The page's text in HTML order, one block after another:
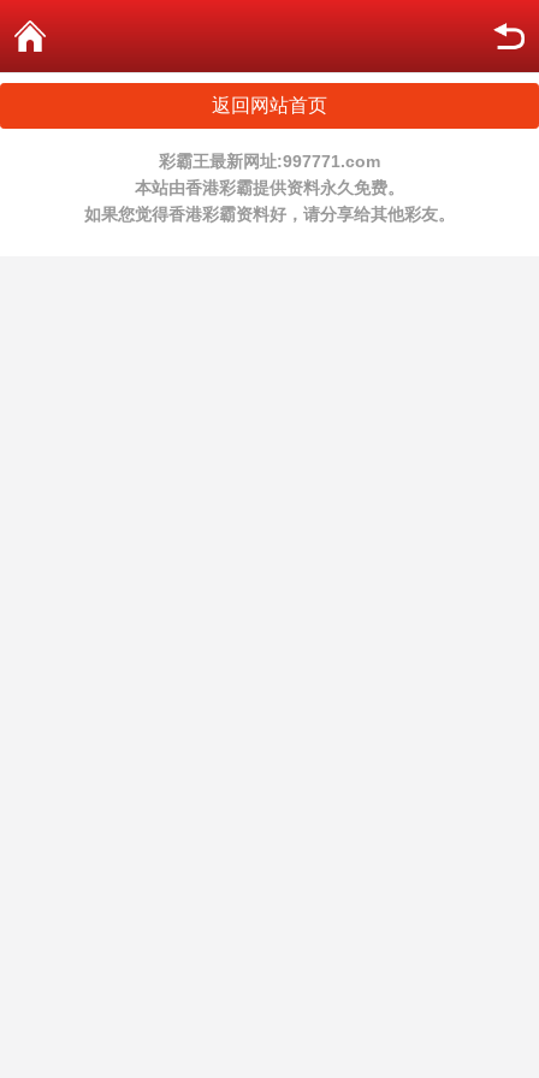
返回网站首页
彩霸王最新网址:997771.com
本站由香港彩霸提供资料永久免费。
如果您觉得香港彩霸资料好，请分享给其他彩友。